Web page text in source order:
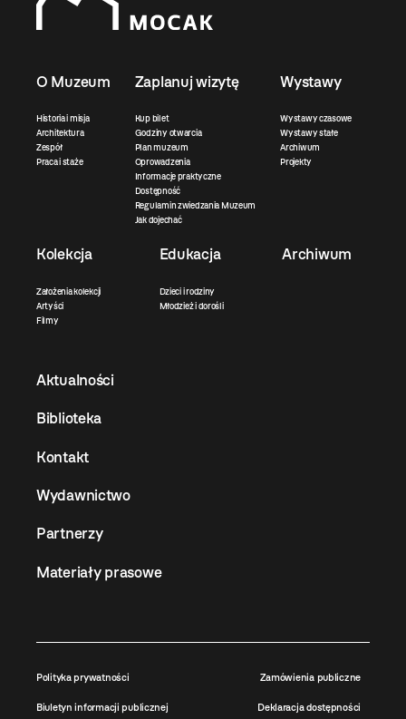
O Muzeum
Historia i misja
Architektura
Zespół
Praca i staże
Zaplanuj wizytę
Kup bilet
Godziny otwarcia
Plan muzeum
Oprowadzenia
Informacje praktyczne
Dostępność
Regulamin zwiedzania Muzeum
Jak dojechać
Wystawy
Wystawy czasowe
Wystawy stałe
Archiwum
Projekty
Kolekcja
Założenia kolekcji
Artyści
Filmy
Edukacja
Dzieci i rodziny
Młodzież i dorośli
Archiwum
Aktualności
Biblioteka
Kontakt
Wydawnictwo
Partnerzy
Materiały prasowe
Polityka prywatności Zamówienia publiczne
Biuletyn informacji publicznej Deklaracja dostępności